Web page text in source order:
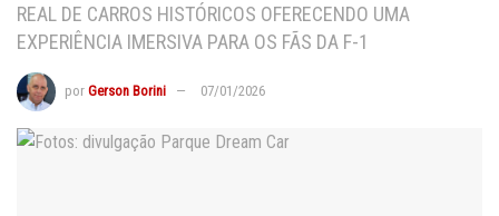
REAL DE CARROS HISTÓRICOS OFERECENDO UMA
EXPERIÊNCIA IMERSIVA PARA OS FÃS DA F-1
por Gerson Borini 07/01/2026